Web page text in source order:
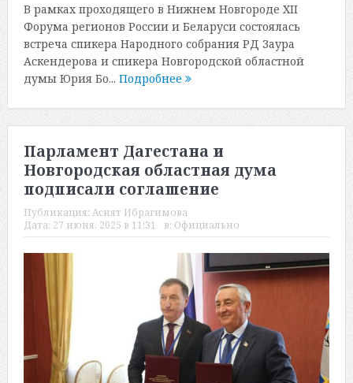
В рамках проходящего в Нижнем Новгороде XII
Форума регионов России и Беларуси состоялась
встреча спикера Народного собрания РД Заура
Аскендерова и спикера Новгородской областной
думы Юрия Бо... Подробнее
Парламент Дагестана и
Новгородская областная дума
подписали соглашение
Публикация: Асият Ибрагимова
Дата: 27 июня, 2025 в 11:31 в: Официально